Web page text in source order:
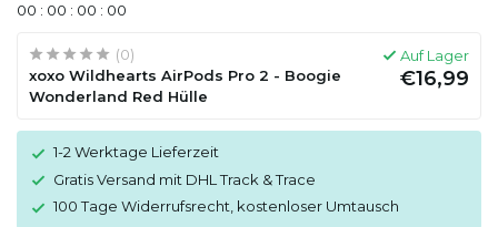
00 : 00 : 00 : 00
(0)
xoxo Wildhearts AirPods Pro 2 - Boogie
Wonderland Red Hülle
Auf Lager
€16,99
1-2 Werktage Lieferzeit
Gratis Versand mit DHL Track & Trace
100 Tage Widerrufsrecht, kostenloser Umtausch